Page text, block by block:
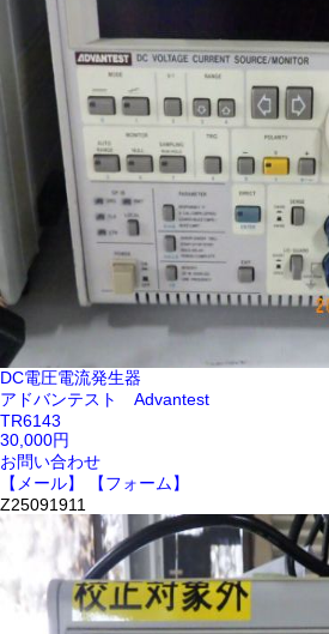
DC電圧電流発生器
アドバンテスト Advantest
TR6143
30,000円
お問い合わせ
【メール】
【フォーム】
Z25091911